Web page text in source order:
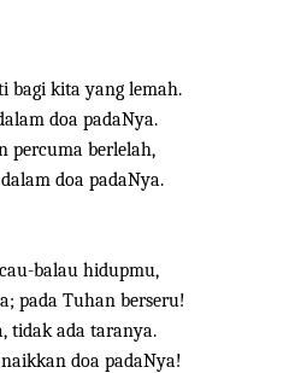
bagi kita yang lemah.
doa padaNya.
percuma berlelah,
doa padaNya.
balau hidupmu,
pada Tuhan berseru!
tidak ada taranya.
doa padaNya!